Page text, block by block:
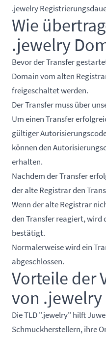
.jewelry
Wie
.jewelry
Bevor der Transfer
Domain vom alten
freigeschaltet werden.
Der Transfer muss über
Um einen Transfer
gültiger
können den
erhalten.
Nachdem der Transfer
der alte Registrar den
Wenn der alte Registrar
den Transfer reagiert, wird
bestätigt.
Normalerweise wird ein
abgeschlossen.
Vorteile der
von .jewelry
Die TLD ".jewelry" hilft
Schmuckherstellern, ihre